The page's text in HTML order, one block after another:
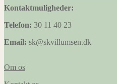
Kontaktmuligheder:
Telefon: 30 11 40 23
Email: sk@skvillumsen.dk
Om os